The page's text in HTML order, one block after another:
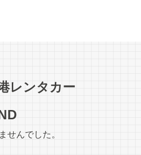
レンタカー
せんでした。